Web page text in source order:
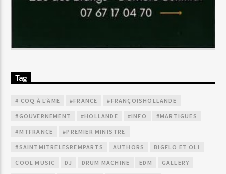
Tag
# COQ À L'ÂME #FRANCE #FRANÇOISHOLLANDE
#GOUVERNEMENT #HOLLANDE #INFO #MARTIGUES
#MTFRANCE #PREMIER MINISTRE
#SAINTMITRELESREMPARTS AUTHORS BIGFLO ET OLI
COOL MUSIC DJ DRUM MACHINE EDM GALLERY